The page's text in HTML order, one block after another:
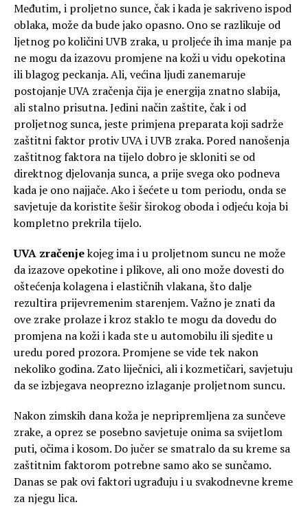
Međutim, i proljetno sunce, čak i kada je sakriveno ispod
oblaka, može da bude jako opasno. Ono se razlikuje od
ljetnog po količini UVB zraka, u proljeće ih ima manje pa
ne mogu da izazovu promjene na koži u vidu opekotina
ili blagog peckanja. Ali, većina ljudi zanemaruje
postojanje UVA zračenja čija je energija znatno slabija,
ali stalno prisutna. Jedini način zaštite, čak i od
proljetnog sunca, jeste primjena preparata koji sadrže
zaštitni faktor protiv UVA i UVB zraka. Pored nanošenja
zaštitnog faktora na tijelo dobro je skloniti se od
direktnog djelovanja sunca, a prije svega oko podneva
kada je ono najjače. Ako i šećete u tom periodu, onda se
savjetuje da koristite šešir širokog oboda i odjeću koja bi
kompletno prekrila tijelo.
UVA zračenjekojeg ima i u proljetnom suncu ne može
da izazove opekotine i plikove, ali ono može dovesti do
oštećenja kolagena i elastičnih vlakana, što dalje
rezultira prijevremenim starenjem. Važno je znati da
ove zrake prolaze i kroz staklo te mogu da dovedu do
promjena na koži i kada ste u automobilu ili sjedite u
uredu pored prozora. Promjene se vide tek nakon
nekoliko godina. Zato liječnici, ali i kozmetičari, savjetuju
da se izbjegava neoprezno izlaganje proljetnom suncu.
Nakon zimskih dana koža je nepripremljena za sunčeve
zrake, a oprez se posebno savjetuje onima sa svijetlom
puti, očima i kosom. Do jučer se smatralo da su kreme sa
zaštitnim faktorom potrebne samo ako se sunčamo.
Danas se pak ovi faktori ugrađuju i u svakodnevne kreme
za njegu lica.